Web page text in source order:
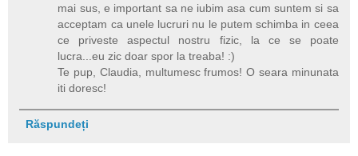
mai sus, e important sa ne iubim asa cum suntem si sa
acceptam ca unele lucruri nu le putem schimba in ceea
ce priveste aspectul nostru fizic, la ce se poate
lucra...eu zic doar spor la treaba! :)
Te pup, Claudia, multumesc frumos! O seara minunata
iti doresc!
Răspundeți